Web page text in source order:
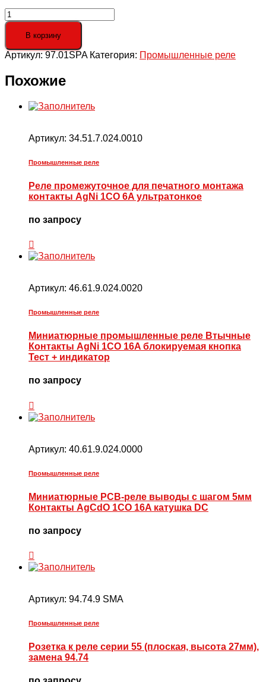
Количество
товара
Розетка
с
винтовыми
(с
зажимной
В корзину
Артикул: 97.01SPA Категория: Промышленные реле
Похожие
Артикул: 34.51.7.024.0010
Промышленные реле
Реле промежуточное для печатного монтажа
контакты AgNi 1CO 6A ультратонкое
по запросу
Артикул: 46.61.9.024.0020
Промышленные реле
Миниатюрные промышленные реле Втычные
Контакты AgNi 1CO 16A блокируемая кнопка
Тест + индикатор
по запросу
Артикул: 40.61.9.024.0000
Промышленные реле
Миниатюрные PCB-реле выводы с шагом 5мм
Контакты AgCdO 1CO 16A катушка DC
по запросу
Артикул: 94.74.9 SMA
Промышленные реле
Розетка к реле серии 55 (плоская, высота 27мм),
замена 94.74